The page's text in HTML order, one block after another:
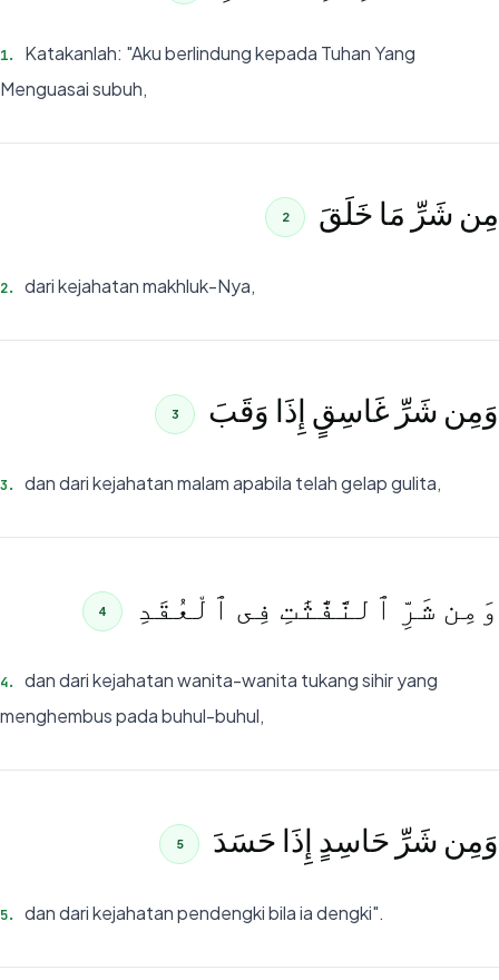
1.
Katakanlah: "Aku berlindung kepada Tuhan Yang
Menguasai subuh,
مِن شَرِّ مَا خَلَقَ 2
2. dari kejahatan makhluk-Nya,
وَمِن شَرِّ غَاسِقٍ إِذَا وَقَبَ 3
3. dan dari kejahatan malam apabila telah gelap gulita,
وَمِن شَرِّ ٱلنَّفَّٰثَٰتِ فِى ٱلْعُقَدِ 4
4.
dan dari kejahatan wanita-wanita tukang sihir yang
menghembus pada buhul-buhul,
وَمِن شَرِّ حَاسِدٍ إِذَا حَسَدَ 5
5. dan dari kejahatan pendengki bila ia dengki".